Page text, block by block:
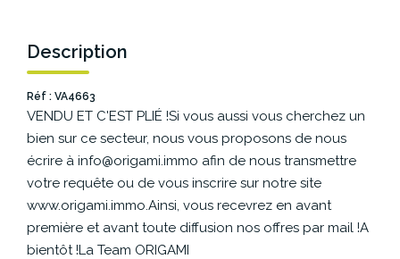
ESPACE BAILLEURS
ESPACE VENDEUR
CONTACT
Description
Réf : VA4663
VENDU ET C'EST PLIÉ !Si vous aussi vous cherchez un
bien sur ce secteur, nous vous proposons de nous
écrire à info@origami.immo afin de nous transmettre
votre requête ou de vous inscrire sur notre site
www.origami.immo.Ainsi, vous recevrez en avant
première et avant toute diffusion nos offres par mail !A
bientôt !La Team ORIGAMI